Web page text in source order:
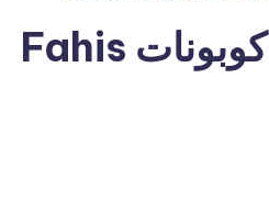
كود خصم فاحص خصم 25% : اقوى كوبونات Fahis